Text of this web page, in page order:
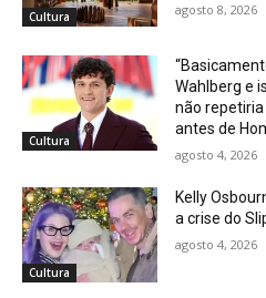
Cultura agosto 8, 2026
Cultura
Wahlberg e
não
antes de
agosto 4, 2026
Cultura
Kelly
a crise do
agosto 4, 2026